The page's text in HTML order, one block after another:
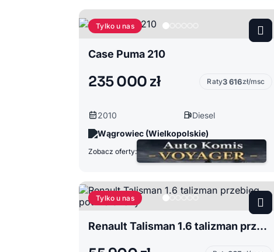
Tylko u nas
Case Puma 210
235 000 zł Raty3 616zł/msc
2010
Diesel
Wągrowiec (Wielkopolskie)
Zobacz oferty:
Tylko u nas
Renault Talisman 1.6 talizman przebieg potwierdzony